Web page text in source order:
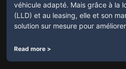
véhicule adapté. Mais grâce à la
(LLD) et au leasing, elle et son
solution sur mesure pour
Read more >